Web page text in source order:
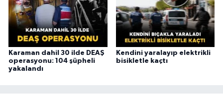
Karaman dahil 30 ilde DEAŞ
operasyonu: 104 şüpheli
yakalandı
Kendini yaralayıp elektrikli
bisikletle kaçtı